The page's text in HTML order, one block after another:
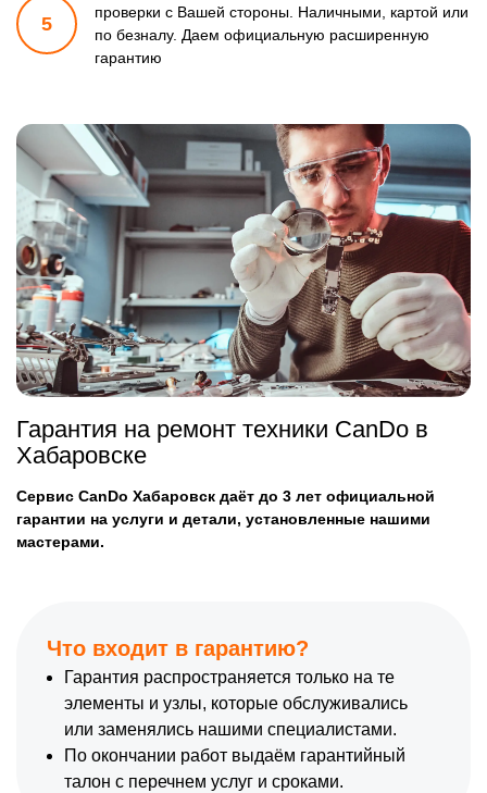
5
проверки с Вашей стороны. Наличными, картой или
по безналу. Даем официальную расширенную
гарантию
Гарантия на ремонт техники CanDo в
Хабаровске
Сервис CanDo Хабаровск даёт до 3 лет официальной
гарантии на услуги и детали, установленные нашими
мастерами.
Что входит в гарантию?
Гарантия распространяется только на те
элементы и узлы, которые обслуживались
или заменялись нашими специалистами.
По окончании работ выдаём гарантийный
талон с перечнем услуг и сроками.